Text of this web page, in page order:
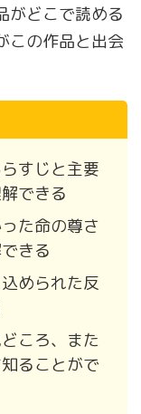
がどこで読める
この作品と出会
すじと主要
できる
た命の尊さ
きる
められた反
ころ、また
ることがで